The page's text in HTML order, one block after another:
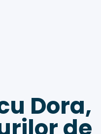
Dora,